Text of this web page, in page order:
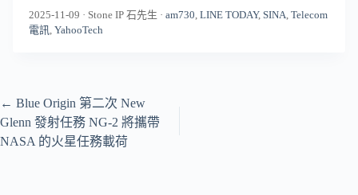
2025-11-09 · Stone IP 石先生 · am730, LINE TODAY, SINA, Telecom
電訊, YahooTech
← Blue Origin 第二次 New
Glenn 發射任務 NG-2 將攜帶
NASA 的火星任務載荷